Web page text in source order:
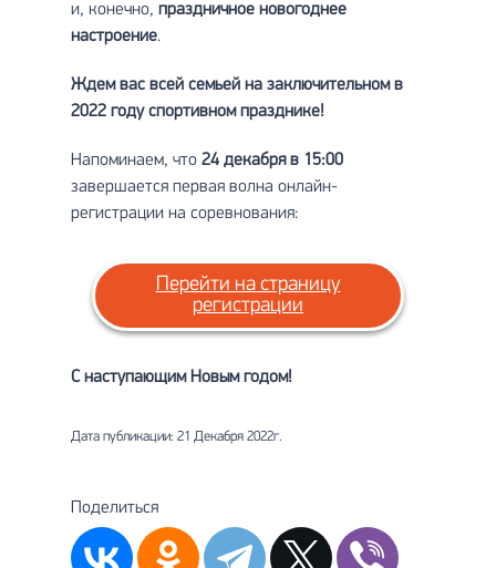
и, конечно, праздничное новогоднее
настроение.
Ждем вас всей семьей на заключительном в
2022 году спортивном празднике!
Напоминаем, что 24 декабря в 15:00
завершается первая волна онлайн-
регистрации на соревнования:
Перейти на страницу
регистрации
С наступающим Новым годом!
Дата публикации: 21 Декабря 2022г.
Поделиться